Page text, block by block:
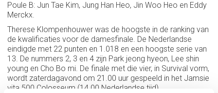
Poule B: Jun Tae Kim, Jung Han Heo, Jin Woo Heo en Eddy
Merckx.
Therese Klompenhouwer was de hoogste in de ranking van
de kwalificaties voor de damesfinale. De Nederlandse
eindigde met 22 punten en 1.018 en een hoogste serie van
13. De nummers 2, 3 en 4 zijn Park jeong hyeon, Lee shin
young en Cho Bo mi. De finale met die vier, in Survival vorm,
wordt zaterdagavond om 21.00 uur gespeeld in het Jamsie
vita 500 Colosseum (14.00 Nederlandse tijd).